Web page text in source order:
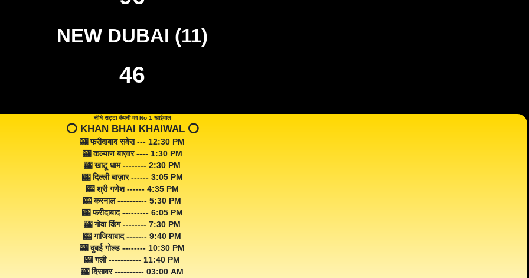
NEW DUBAI (11)
46
सीधे सट्टा कंपनी का No 1 खाईवाल
⭕️ KHAN BHAI KHAIWAL ⭕️
🎰 फरीदाबाद सवेरा --- 12:30 PM
🎰 कल्याण बाज़ार ---- 1:30 PM
🎰 खाटू धाम -------- 2:30 PM
🎰 दिल्ली बाज़ार ------ 3:05 PM
🎰 श्री गणेश ------ 4:35 PM
🎰 करनाल ---------- 5:30 PM
🎰 फरीदाबाद --------- 6:05 PM
🎰 गोवा किंग -------- 7:30 PM
🎰 गाजियाबाद ------- 9:40 PM
🎰 दुबई गोल्ड -------- 10:30 PM
🎰 गली ----------- 11:40 PM
🎰 दिसावर ---------- 03:00 AM